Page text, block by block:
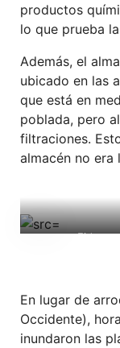
productos
lo que prueba
Además, el
ubicado en las
que está en
poblada, pero
filtraciones.
almacén no era
Fida
En lugar de
Occidente),
inundaron las